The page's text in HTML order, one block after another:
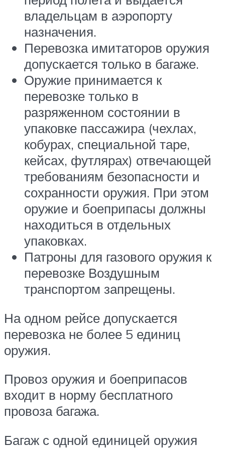
владельцам в аэропорту
назначения.
Перевозка имитаторов оружия
допускается только в багаже.
Оружие принимается к
перевозке только в
разряженном состоянии в
упаковке пассажира (чехлах,
кобурах, специальной таре,
кейсах, футлярах) отвечающей
требованиям безопасности и
сохранности оружия. При этом
оружие и боеприпасы должны
находиться в отдельных
упаковках.
Патроны для газового оружия к
перевозке Воздушным
транспортом запрещены.
На одном рейсе допускается
перевозка не более 5 единиц
оружия.
Провоз оружия и боеприпасов
входит в норму бесплатного
провоза багажа.
Багаж с одной единицей оружия